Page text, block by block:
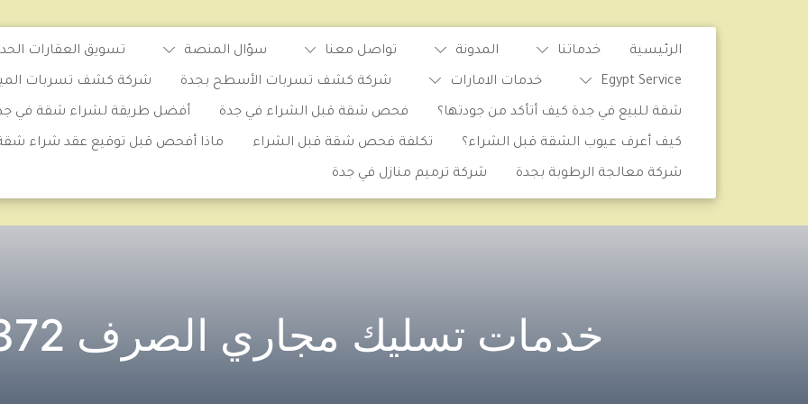
الرئيسية خدماتنا المدونة تواصل معنا سؤال المنصة تسويق العقارات
Egypt Service خدمات الامارات شركة كشف تسربات الأسطح بجدة شركة كشف تسربات
شقة للبيع في جدة كيف أتأكد من جودتها؟ فحص شقة قبل الشراء في جدة أفضل طريقة لشراء شقة في
كيف أعرف عيوب الشقة قبل الشراء؟ تكلفة فحص شقة قبل الشراء ماذا أفحص قبل توقيع عقد شراء
شركة معالجة الرطوبة بجدة شركة ترميم منازل في جدة
خدمات تسليك مجاري الصرف 0582047372